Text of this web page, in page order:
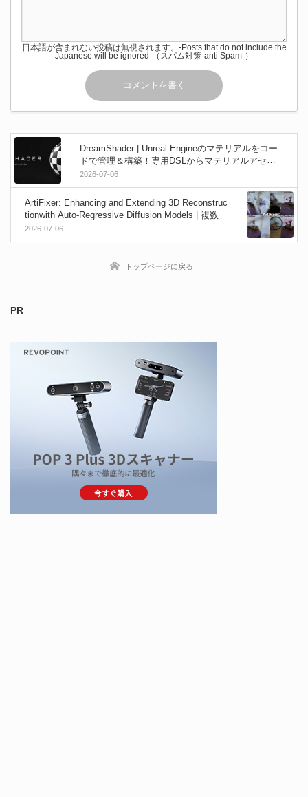
日本語が含まれない投稿は無視されます。-Posts that do not include the
Japanese will be ignored-（スパム対策-anti Spam-）
DreamShader | Unreal Engineのマテリアルをコー
ドで管理＆構築！専用DSLからマテリアルアセッ
トを自動生成できるオープンソースプラグイン！
2026-07-06
ArtiFixer: Enhancing and Extending 3D Reconstruc
tionwith Auto-Regressive Diffusion Models | 複数枚
の写真から空間を補完しつつ高品質な3Dシーンを
構築する技術！SIGGRAPH 2026論文！
2026-07-06
トップページに戻る
PR